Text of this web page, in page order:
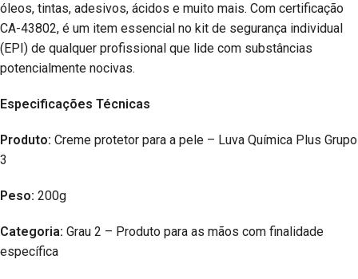
óleos, tintas, adesivos, ácidos e muito mais. Com certificação
CA-43802, é um item essencial no kit de segurança individual
(EPI) de qualquer profissional que lide com substâncias
potencialmente nocivas.
Especificações Técnicas
Produto: Creme protetor para a pele – Luva Química Plus Grupo
3
Peso: 200g
Categoria: Grau 2 – Produto para as mãos com finalidade
específica